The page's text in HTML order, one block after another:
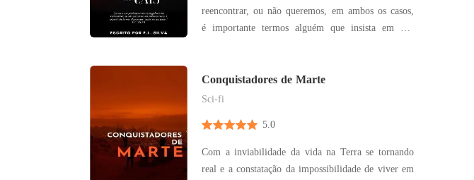
reencontrar, ou não queremos, em ambos os casos,
é importante termos alguém que insista em nos
família fadada à autodestruição; na família, um
jovem... ah!, este que
Conquistadores de Marte
Sci-fi
5.0
Com a inviabilidade da vida na Terra se tornando
real e a constatação da impossibilidade de viver em